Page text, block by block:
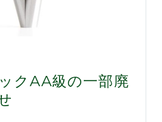
クAA級の一部廃